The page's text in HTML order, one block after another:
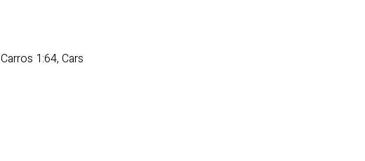
Carros 1:64, Cars